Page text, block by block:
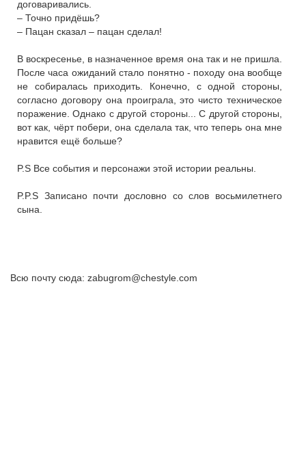
договаривались.
– Точно придёшь?
– Пацан сказал – пацан сделал!
В воскресенье, в назначенное время она так и не пришла.
После часа ожиданий стало понятно - походу она вообще
не собиралась приходить. Конечно, с одной стороны,
согласно договору она проиграла, это чисто техническое
поражение. Однако с другой стороны... С другой стороны,
вот как, чёрт побери, она сделала так, что теперь она мне
нравится ещё больше?
P.S Все события и персонажи этой истории реальны.
P.P.S Записано почти дословно со слов восьмилетнего
сына.
Всю почту сюда: zabugrom@chestyle.com